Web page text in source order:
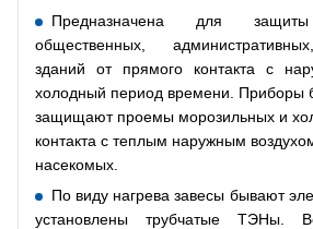
Предназначена для
общественных,
зданий от прямого контакта с
холодный период времени. Приборы
защищают проемы морозильных и
контакта с теплым наружным
насекомых.
По виду нагрева завесы бывают
установлены трубчатые ТЭНы.